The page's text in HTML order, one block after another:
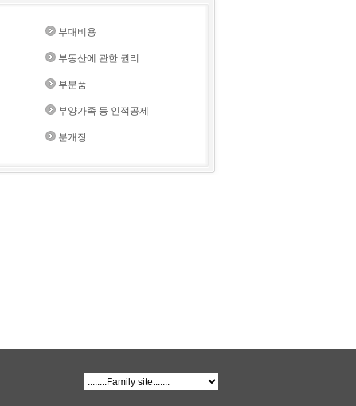
부대비용
부동산에 관한 권리
부분품
부양가족 등 인적공제
분개장